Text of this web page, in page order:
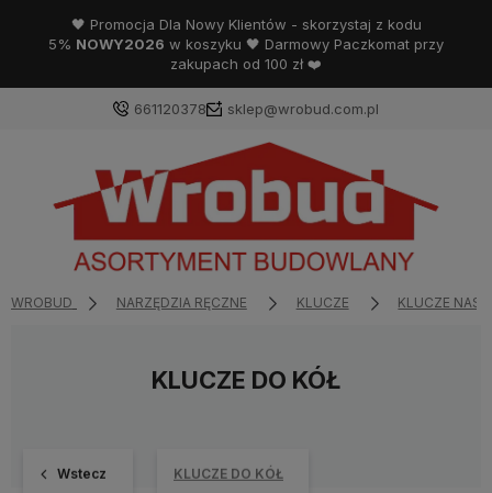
🖤 Promocja Dla Nowy Klientów - skorzystaj z kodu
5% NOWY2026 w koszyku 🖤 Darmowy Paczkomat przy
zakupach od 100 zł ❤️
661120378 sklep@wrobud.com.pl
WROBUD NARZĘDZIA RĘCZNE KLUCZE KLUCZE
KLUCZE DO KÓŁ
Wstecz KLUCZE DO KÓŁ